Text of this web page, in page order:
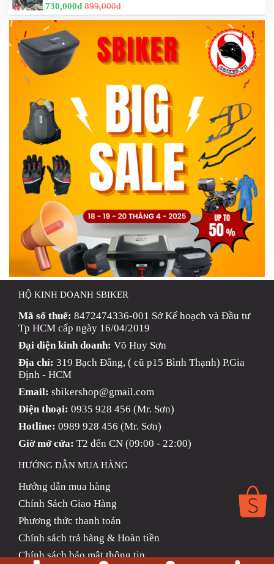
730,000đ 899,000đ
HỘ KINH DOANH SBIKER
Mã số thuế: 8472474336-001 Sở Kế hoạch và Đầu tư
Tp HCM cấp ngày 16/04/2019
Đại diện kinh doanh: Võ Huy Sơn
Địa chỉ: 319 Bạch Đằng, ( cũ p15 Bình Thạnh) P.Gia
Định - HCM
Email: sbikershop@gmail.com
Điện thoại: 0935 928 456 (Mr. Sơn)
Hotline: 0989 928 456 (Mr. Sơn)
Giờ mở cửa: T2 đến CN (09:00 - 22:00)
HƯỚNG DẪN MUA HÀNG
Hướng dẫn mua hàng
Chính Sách Giao Hàng
Phương thức thanh toán
Chính sách trả hàng & Hoàn tiền
Chính sách bảo mật thông tin